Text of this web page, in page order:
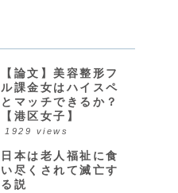
【論文】美容整形フ
ル課金女はハイスペ
とマッチできるか？
【港区女子】
1929 views
日本は老人福祉に食
い尽くされて滅亡す
る説